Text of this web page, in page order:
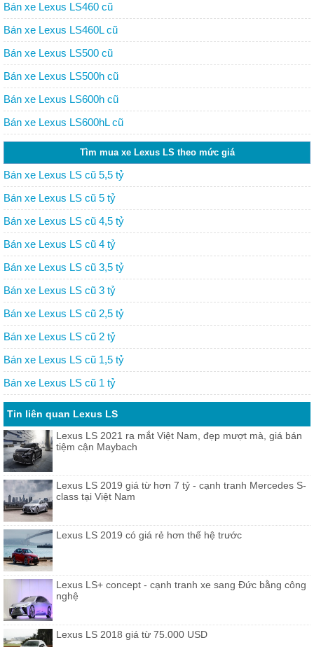
Bán xe Lexus LS460 cũ
Bán xe Lexus LS460L cũ
Bán xe Lexus LS500 cũ
Bán xe Lexus LS500h cũ
Bán xe Lexus LS600h cũ
Bán xe Lexus LS600hL cũ
Tìm mua xe Lexus LS theo mức giá
Bán xe Lexus LS cũ 5,5 tỷ
Bán xe Lexus LS cũ 5 tỷ
Bán xe Lexus LS cũ 4,5 tỷ
Bán xe Lexus LS cũ 4 tỷ
Bán xe Lexus LS cũ 3,5 tỷ
Bán xe Lexus LS cũ 3 tỷ
Bán xe Lexus LS cũ 2,5 tỷ
Bán xe Lexus LS cũ 2 tỷ
Bán xe Lexus LS cũ 1,5 tỷ
Bán xe Lexus LS cũ 1 tỷ
Tin liên quan Lexus LS
Lexus LS 2021 ra mắt Việt Nam, đẹp mượt mà, giá bán
tiệm cận Maybach
Lexus LS 2019 giá từ hơn 7 tỷ - cạnh tranh Mercedes S-
class tại Việt Nam
Lexus LS 2019 có giá rẻ hơn thế hệ trước
Lexus LS+ concept - cạnh tranh xe sang Đức bằng công
nghệ
Lexus LS 2018 giá từ 75.000 USD